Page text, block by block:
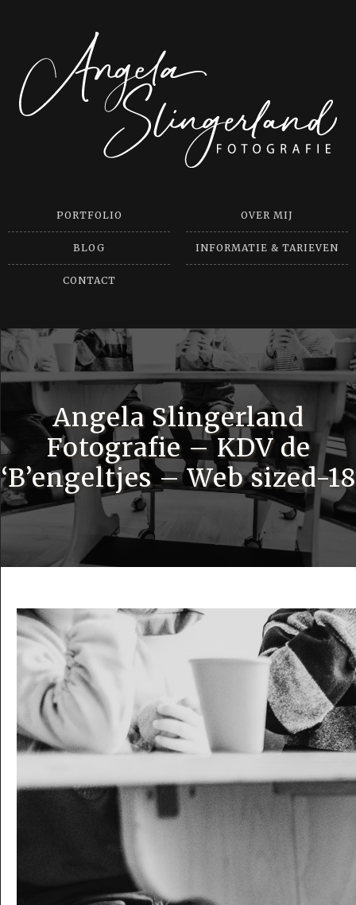
PORTFOLIO OVER MIJ
BLOG INFORMATIE & TARIEVEN
CONTACT
Angela Slingerland
Fotografie – KDV de
‘B’engeltjes – Web sized-18